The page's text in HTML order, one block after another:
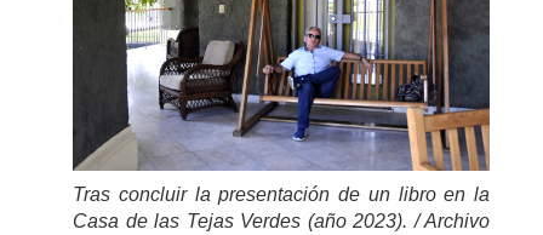
Tras concluir la presentación de un libro en la
Casa de las Tejas Verdes (año 2023). / Archivo